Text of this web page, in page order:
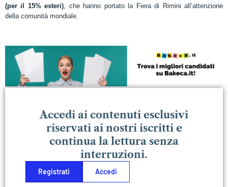
(per il 15% esteri) , che hanno portato la Fiera di Rimini all’attenzione
della comunità mondiale.
Accedi ai contenuti esclusivi
riservati ai nostri iscritti e
continua la lettura senza
interruzioni.
Registrati Accedi